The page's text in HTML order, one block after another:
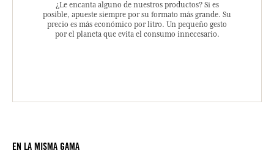
¿Le encanta alguno de nuestros productos? Si es
posible, apueste siempre por su formato más grande. Su
precio es más económico por litro. Un pequeño gesto
por el planeta que evita el consumo innecesario.
EN LA MISMA GAMA